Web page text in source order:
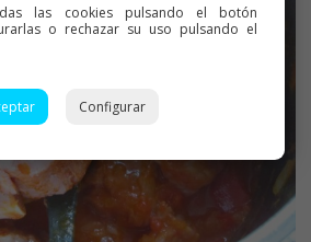
las cookies pulsando el botón
o rechazar su uso pulsando el
Configurar